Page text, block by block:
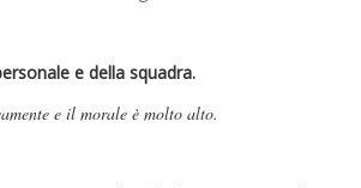
e della squadra.
e il morale è molto alto.